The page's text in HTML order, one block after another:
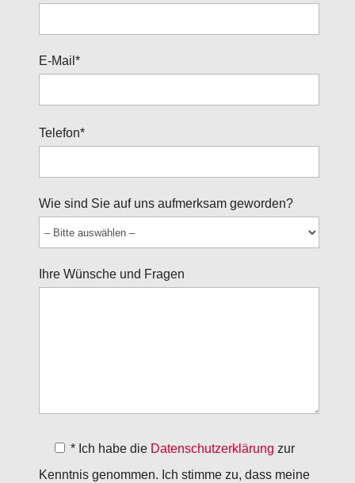
E-Mail*
lasse
Feld
leer.
Telefon*
Wie sind Sie auf uns aufmerksam geworden?
Ihre Wünsche und Fragen
* Ich habe die Datenschutzerklärung zur
Kenntnis genommen. Ich stimme zu, dass meine